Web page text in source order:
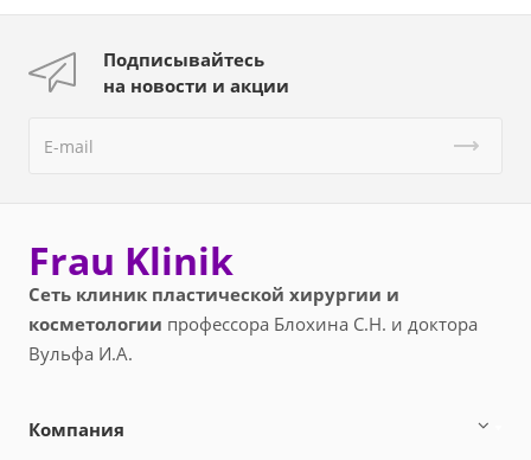
Подписывайтесь
на новости и акции
Frau Klinik
Сеть клиник пластической хирургии и
косметологии профессора Блохина С.Н. и доктора
Вульфа И.А.
Компания